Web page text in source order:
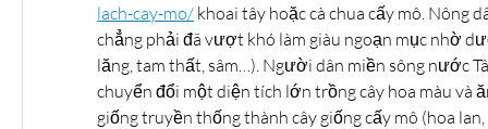
lach-cay-mo/ khoai tây hoặc cà chua cấy mô. Nông
chẳng phải đã vượt khó làm giàu ngoạn mục nhờ
lăng, tam thất, sâm…). Người dân miền sông nước
chuyển đổi một diện tích lớn trồng cây hoa màu và
giống truyền thống thành cây giống cấy mô (hoa